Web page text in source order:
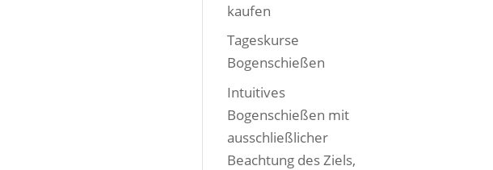
kaufen
Tageskurse
Bogenschießen
Intuitives
Bogenschießen mit
ausschließlicher
Beachtung des Ziels,